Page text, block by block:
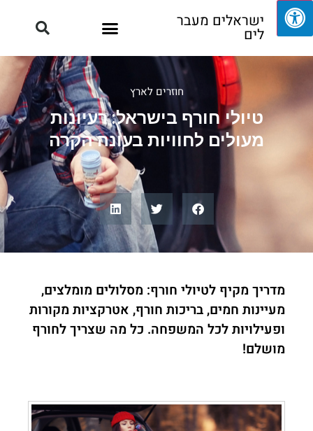
ישראלים מעבר
לים
חוזרים לארץ
טיולי חורף בישראל: רעיונות
מעולים לחוויות בעונה הקרה
מדריך מקיף לטיולי חורף: מסלולים מומלצים,
מעיינות חמים, בריכות חורף, אטרקציות מקורות
ופעילויות לכל המשפחה. כל מה שצריך לחורף
מושלם!